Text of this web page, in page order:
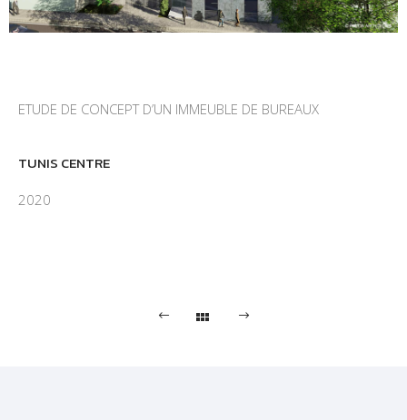
ETUDE DE CONCEPT D’UN IMMEUBLE DE BUREAUX
TUNIS CENTRE
2020